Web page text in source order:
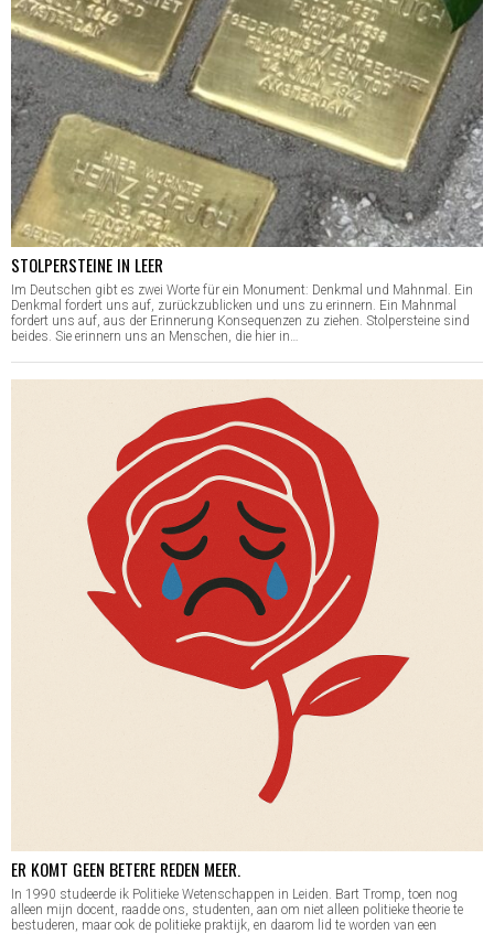
STOLPERSTEINE IN LEER
Im Deutschen gibt es zwei Worte für ein Monument: Denkmal und Mahnmal. Ein
Denkmal fordert uns auf, zurückzublicken und uns zu erinnern. Ein Mahnmal
fordert uns auf, aus der Erinnerung Konsequenzen zu ziehen. Stolpersteine sind
beides. Sie erinnern uns an Menschen, die hier in…
ER KOMT GEEN BETERE REDEN MEER.
In 1990 studeerde ik Politieke Wetenschappen in Leiden. Bart Tromp, toen nog
alleen mijn docent, raadde ons, studenten, aan om niet alleen politieke theorie te
bestuderen, maar ook de politieke praktijk, en daarom lid te worden van een